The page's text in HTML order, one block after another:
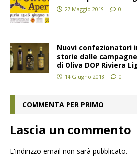
27 Maggio 2019 0
Nuovi confezionatori
storie dalle
di Oliva DOP Riviera
14 Giugno 2018 0
COMMENTA PER PRIMO
Lascia un commento
L'indirizzo email non sarà pubblicato.